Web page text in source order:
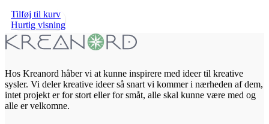
Tilføj til kurv
Hurtig visning
Hos Kreanord håber vi at kunne inspirere med ideer til kreative
sysler. Vi deler kreative ideer så snart vi kommer i nærheden af dem,
intet projekt er for stort eller for småt, alle skal kunne være med og
alle er velkomne.